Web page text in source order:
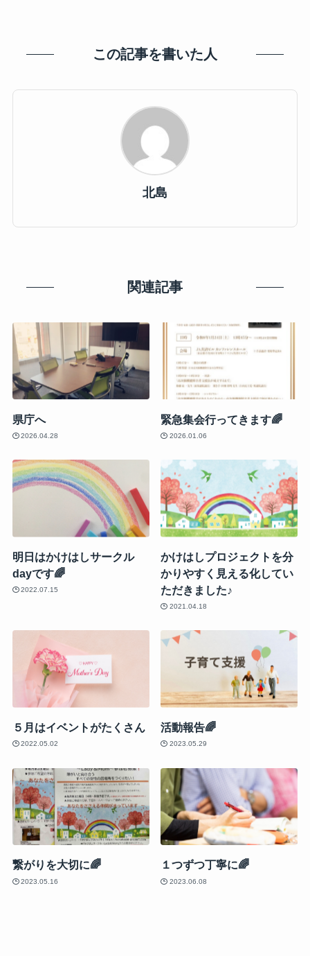
この記事を書いた人
北島
関連記事
県庁へ
2026.04.28
緊急集会行ってきます🌈
2026.01.06
明日はかけはしサークル
dayです🌈
2022.07.15
かけはしプロジェクトを分
かりやすく見える化してい
ただきました♪
2021.04.18
５月はイベントがたくさん
2022.05.02
活動報告🌈
2023.05.29
繋がりを大切に🌈
2023.05.16
１つずつ丁寧に🌈
2023.06.08